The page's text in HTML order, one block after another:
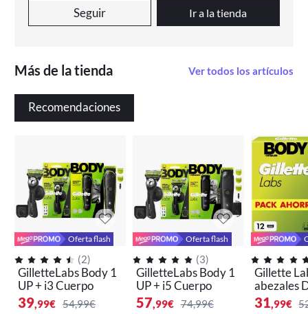
Seguir Ir a la tienda
Más de la tienda Ver todos los artículos
Recomendaciones
Oferta flash
(2)
GilletteLabs Body 1
UP + i3 Cuerpo
39,99€ 54,99€
Oferta flash
(3)
GilletteLabs Body 1
UP + i5 Cuerpo
57,99€ 74,99€
Gillette
abezales
bio Para
31,99€